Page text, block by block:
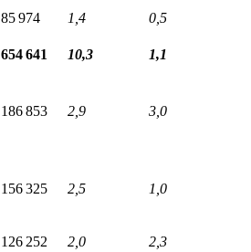
85 974 1,4
0,5
654 641 10,3 1,1
186 853 2,9 3,0
156 325 2,5 1,0
126 252 2,0
2,3